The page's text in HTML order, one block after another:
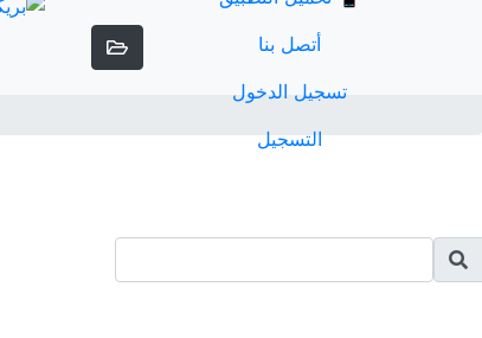
أتصل بنا
تسجيل الدخول
التسجيل